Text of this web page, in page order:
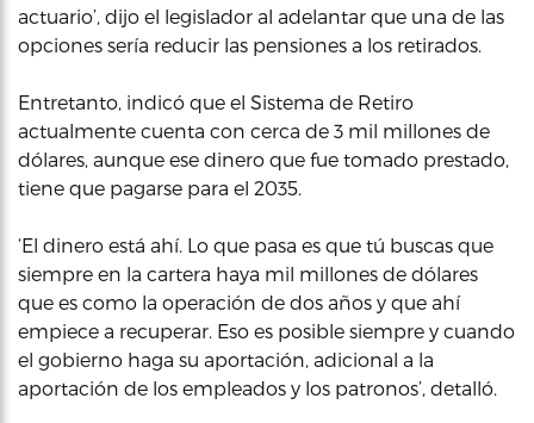
actuario’, dijo el legislador al adelantar que una de las
opciones sería reducir las pensiones a los retirados.
Entretanto, indicó que el Sistema de Retiro
actualmente cuenta con cerca de 3 mil millones de
dólares, aunque ese dinero que fue tomado prestado,
tiene que pagarse para el 2035.
‘El dinero está ahí. Lo que pasa es que tú buscas que
siempre en la cartera haya mil millones de dólares
que es como la operación de dos años y que ahí
empiece a recuperar. Eso es posible siempre y cuando
el gobierno haga su aportación, adicional a la
aportación de los empleados y los patronos’, detalló.